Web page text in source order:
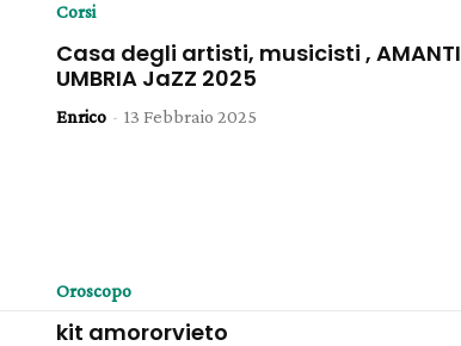
Corsi
Casa degli artisti, musicisti , AMANTI
UMBRIA JaZZ 2025
Enrico - 13 Febbraio 2025
Oroscopo
kit amororvieto